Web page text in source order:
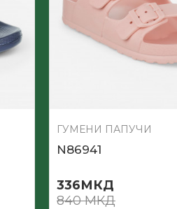
ГУМЕНИ ПАПУЧИ
N86941
336МКД
840МКД